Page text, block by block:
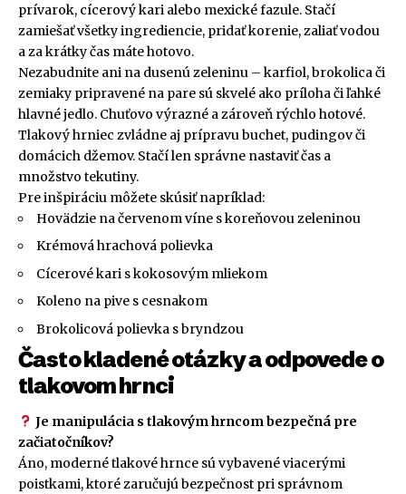
prívarok, cícerový kari alebo mexické fazule. Stačí
zamiešať všetky ingrediencie, pridať korenie, zaliať vodou
a za krátky čas máte hotovo.
Nezabudnite ani na dusenú zeleninu – karfiol, brokolica či
zemiaky pripravené na pare sú skvelé ako príloha či ľahké
hlavné jedlo. Chuťovo výrazné a zároveň rýchlo hotové.
Tlakový hrniec zvládne aj prípravu buchet, pudingov či
domácich džemov. Stačí len správne nastaviť čas a
množstvo tekutiny.
Pre inšpiráciu môžete skúsiť napríklad:
Hovädzie na červenom víne s koreňovou zeleninou
Krémová hrachová polievka
Cícerové kari s kokosovým mliekom
Koleno na pive s cesnakom
Brokolicová polievka s bryndzou
Často kladené otázky a odpovede o
tlakovom hrnci
Je manipulácia s tlakovým hrncom bezpečná pre
začiatočníkov?
Áno, moderné tlakové hrnce sú vybavené viacerými
poistkami, ktoré zaručujú bezpečnost pri správnom